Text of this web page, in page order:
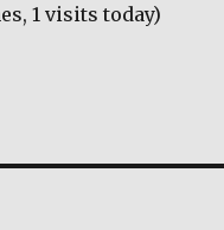
1 visits today)